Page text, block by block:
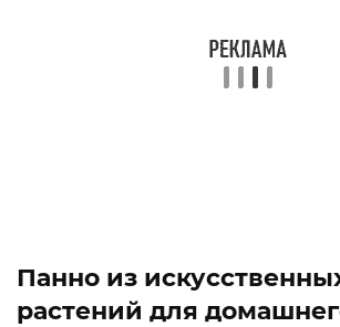
Панно из
растений для